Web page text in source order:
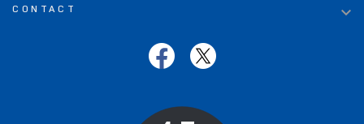
CONTACT 